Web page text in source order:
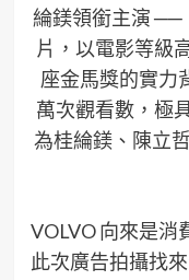
綸鎂領銜主演 ──
片，以電影等級
座金馬獎的實力
萬次觀看數，極
為桂綸鎂、陳立
VOLVO 向來是消
此次廣告拍攝找